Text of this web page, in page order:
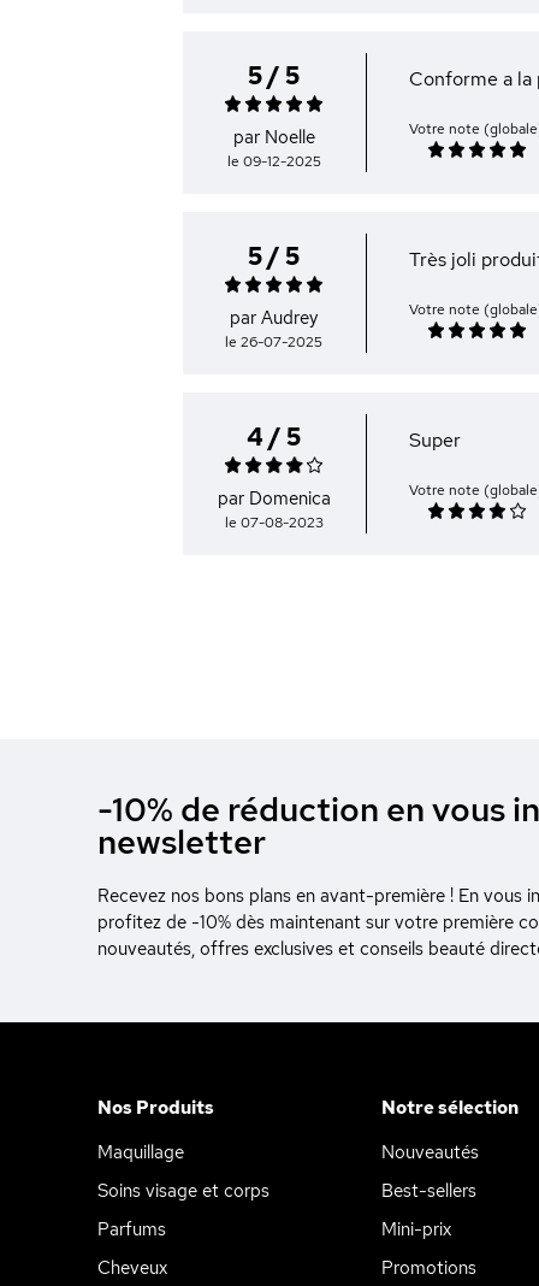
5 / 5
par Noelle
le 09-12-2025
Conforme a la
Votre note
5 / 5
par Audrey
le 26-07-2025
Très joli
Votre note
4 / 5
par Domenica
le 07-08-2023
Super
Votre note
-10% de réduction en vous
newsletter
Recevez nos bons plans en avant-première ! En vous
profitez de -10% dès maintenant sur votre première
nouveautés, offres exclusives et conseils beauté
Nos Produits
Maquillage
Soins visage et corps
Parfums
Cheveux
Notre sélection
Nouveautés
Best-sellers
Mini-prix
Promotions
Ce site utilise
des Cookies